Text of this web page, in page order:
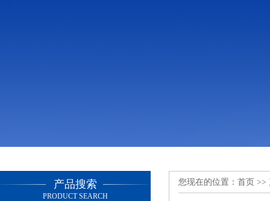
产品搜索
PRODUCT SEARCH
您现在的位置： 首页 >>